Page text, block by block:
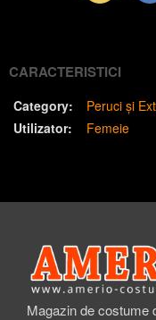
CARACTERISTICI
Category:
Peruci și
Utilizator:
Femeie
Magazin de costume